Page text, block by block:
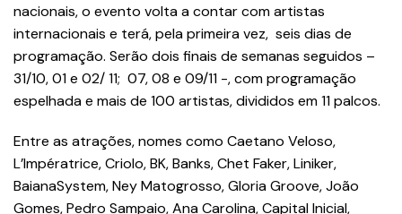
nacionais, o evento volta a contar com artistas
internacionais e terá, pela primeira vez, seis dias de
programação. Serão dois finais de semanas seguidos –
31/10, 01 e 02/ 11; 07, 08 e 09/11 -, com programação
espelhada e mais de 100 artistas, divididos em 11 palcos.
Entre as atrações, nomes como Caetano Veloso,
L’Impératrice, Criolo, BK, Banks, Chet Faker, Liniker,
BaianaSystem, Ney Matogrosso, Gloria Groove, João
Gomes, Pedro Sampaio, Ana Carolina, Capital Inicial,